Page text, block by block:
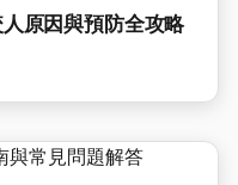
原因與預防全攻略